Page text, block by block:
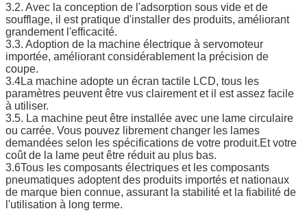
3.2. Avec la conception de l'adsorption sous vide et de
soufflage, il est pratique d'installer des produits, améliorant
grandement l'efficacité.
3.3. Adoption de la machine électrique à servomoteur
importée, améliorant considérablement la précision de
coupe.
3.4La machine adopte un écran tactile LCD, tous les
paramètres peuvent être vus clairement et il est assez facile
à utiliser.
3.5. La machine peut être installée avec une lame circulaire
ou carrée. Vous pouvez librement changer les lames
demandées selon les spécifications de votre produit.Et votre
coût de la lame peut être réduit au plus bas.
3.6Tous les composants électriques et les composants
pneumatiques adoptent des produits importés et nationaux
de marque bien connue, assurant la stabilité et la fiabilité de
l'utilisation à long terme.